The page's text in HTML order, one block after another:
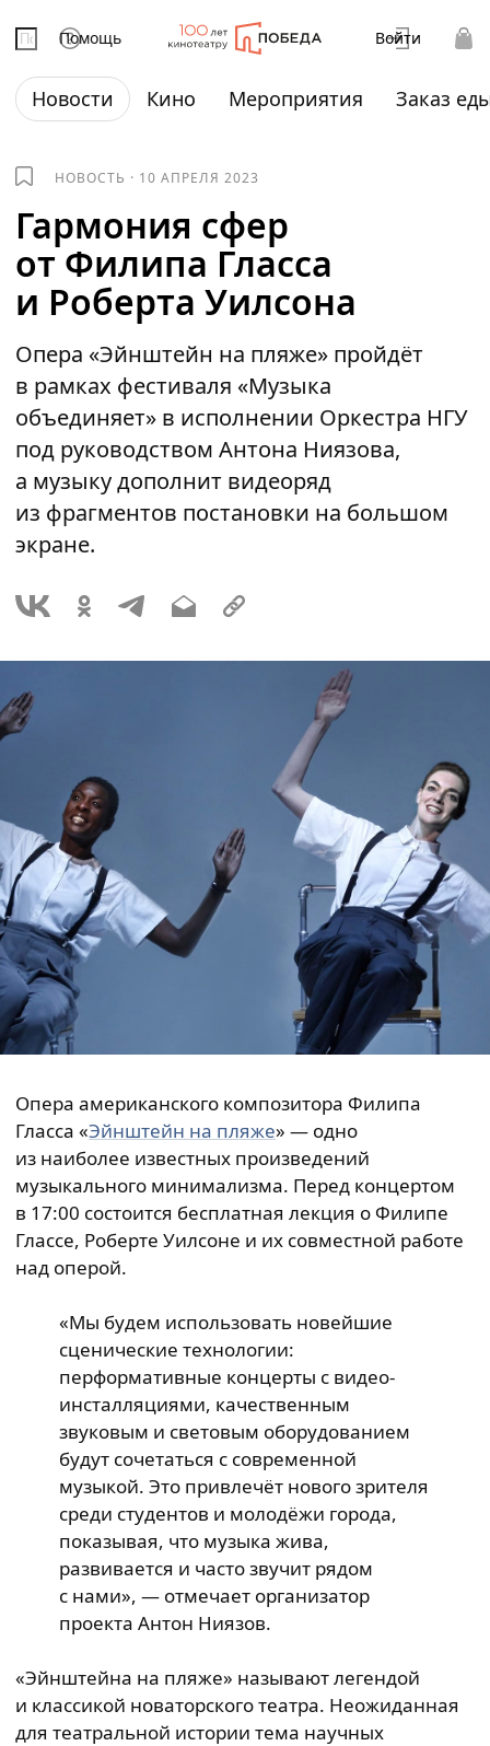
Помощь Войти
Новости Кино Мероприятия Заказ
НОВОСТЬ · 10 АПРЕЛЯ 2023
Гармония сфер
от Филипа Гласса
и Роберта Уилсона
Опера «Эйнштейн на пляже» пройдёт
в рамках фестиваля «Музыка
объединяет» в исполнении Оркестра НГУ
под руководством Антона Ниязова,
а музыку дополнит видеоряд
из фрагментов постановки на большом
экране.
Опера американского композитора Филипа
Гласса «Эйнштейн на пляже» — одно
из наиболее известных произведений
музыкального минимализма. Перед концертом
в 17:00 состоится бесплатная лекция о Филипе
Глассе, Роберте Уилсоне и их совместной работе
над оперой.
«Мы будем использовать новейшие
сценические технологии:
перформативные концерты с видео-
инсталляциями, качественным
звуковым и световым оборудованием
будут сочетаться с современной
музыкой. Это привлечёт нового зрителя
среди студентов и молодёжи города,
показывая, что музыка жива,
развивается и часто звучит рядом
с нами», — отмечает организатор
проекта Антон Ниязов.
«Эйнштейна на пляже» называют легендой
и классикой новаторского театра. Неожиданная
для театральной истории тема научных